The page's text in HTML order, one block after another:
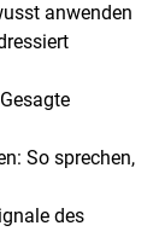
anwenden
So sprechen,
des